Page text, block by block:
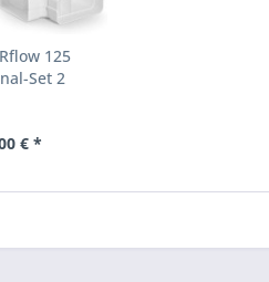
125
Set 2
€ *